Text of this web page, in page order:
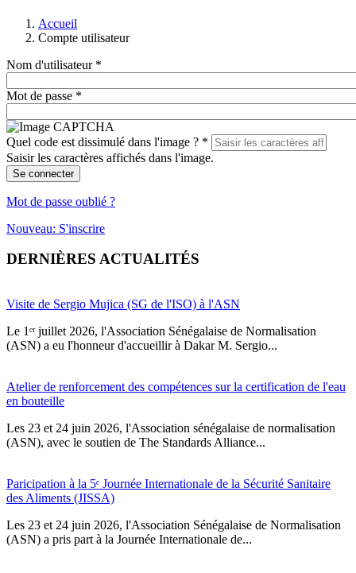
Accueil
Compte utilisateur
Nom d'utilisateur *
Mot de passe *
Quel code est dissimulé dans l'image ? *
Saisir les caractères affichés dans l'image.
Se connecter
Mot de passe oublié ?
Nouveau: S'inscrire
DERNIÈRES ACTUALITÉS
Visite de Sergio Mujica (SG de l'ISO) à l'ASN
Le 1ᵉʳ juillet 2026, l'Association Sénégalaise de Normalisation
(ASN) a eu l'honneur d'accueillir à Dakar M. Sergio...
Atelier de renforcement des compétences sur la certification de l'eau
en bouteille
Les 23 et 24 juin 2026, l'Association sénégalaise de normalisation
(ASN), avec le soutien de The Standards Alliance...
Paricipation à la 5ᵉ Journée Internationale de la Sécurité Sanitaire
des Aliments (JISSA)
‎Les 23 et 24 juin 2026, l'Association Sénégalaise de Normalisation
(ASN) a pris part à la Journée Internationale de...